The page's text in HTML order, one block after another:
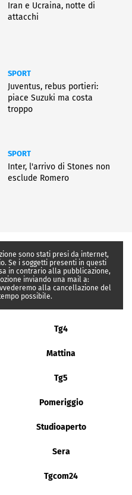
Iran e Ucraina, notte di
attacchi
SPORT
Juventus, rebus portieri:
piace Suzuki ma costa
troppo
SPORT
Inter, l'arrivo di Stones non
esclude Romero
sono stati presi da internet,
Se i soggetti presenti in questi
in contrario alla pubblicazione,
inviando una mail a:
alla cancellazione del
possibile.
Tg4
Mattina
Tg5
Pomeriggio
Studioaperto
Sera
Tgcom24